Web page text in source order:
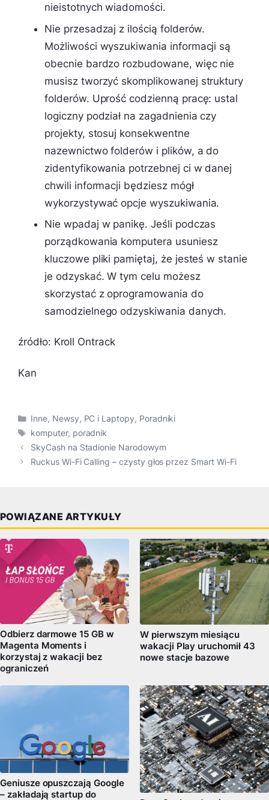
nieistotnych wiadomości.
Nie przesadzaj z ilością folderów.
Możliwości wyszukiwania informacji są
obecnie bardzo rozbudowane, więc nie
musisz tworzyć skomplikowanej struktury
folderów. Uprość codzienną pracę: ustal
logiczny podział na zagadnienia czy
projekty, stosuj konsekwentne
nazewnictwo folderów i plików, a do
zidentyfikowania potrzebnej ci w danej
chwili informacji będziesz mógł
wykorzystywać opcje wyszukiwania.
Nie wpadaj w panikę. Jeśli podczas
porządkowania komputera usuniesz
kluczowe pliki pamiętaj, że jesteś w stanie
je odzyskać. W tym celu możesz
skorzystać z oprogramowania do
samodzielnego odzyskiwania danych.
źródło: Kroll Ontrack
Kan
Kategorie
Inne, Newsy, PC i Laptopy, Poradniki
Tagi
komputer, poradnik
SkyCash na Stadionie Narodowym
Ruckus Wi-Fi Calling – czysty głos przez Smart Wi-Fi
POWIĄZANE ARTYKUŁY
Odbierz darmowe 15 GB w
Magenta Moments i
korzystaj z wakacji bez
ograniczeń
W pierwszym miesiącu
wakacji Play uruchomił 43
nowe stacje bazowe
Geniusze opuszczają Google
– zakładają startup do